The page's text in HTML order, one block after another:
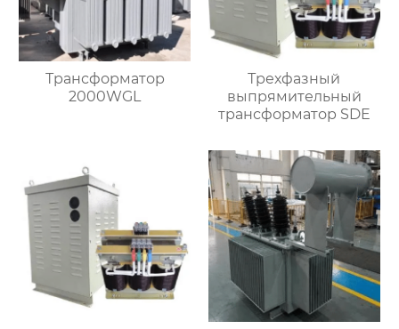
Трансформатор
2000WGL
Трехфазный
выпрямительный
трансформатор SDE